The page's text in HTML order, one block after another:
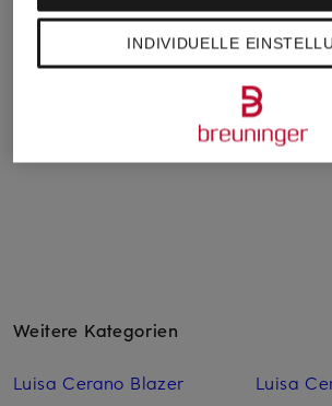
Flared Jeans
Bootcut Jeans
FRANCESCA
Bestpreis:93,49 €
Ursprünglich:139,90 €
Weitere Kategorien
Luisa Cerano Blazer
Luisa
INDIVIDUELLE